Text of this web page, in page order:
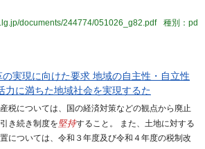
documents/244774/051026_g82.pdf
種別：pd
実現に向けた要求 地域の自主性・自立性
力に満ちた地域社会を実現するた
税については、国の経済対策などの観点から廃止
き続き制度を堅持すること。 また、土地に対する
については、令和３年度及び令和４年度の税制改